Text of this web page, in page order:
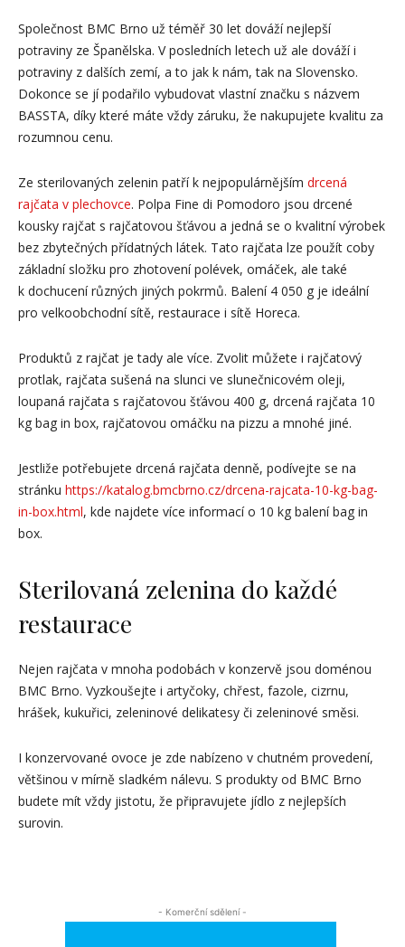
Společnost BMC Brno už téměř 30 let dováží nejlepší
potraviny ze Španělska. V posledních letech už ale dováží i
potraviny z dalších zemí, a to jak k nám, tak na Slovensko.
Dokonce se jí podařilo vybudovat vlastní značku s názvem
BASSTA, díky které máte vždy záruku, že nakupujete kvalitu za
rozumnou cenu.
Ze sterilovaných zelenin patří k nejpopulárnějším drcená
rajčata v plechovce. Polpa Fine di Pomodoro jsou drcené
kousky rajčat s rajčatovou šťávou a jedná se o kvalitní výrobek
bez zbytečných přídatných látek. Tato rajčata lze použít coby
základní složku pro zhotovení polévek, omáček, ale také
k dochucení různých jiných pokrmů. Balení 4 050 g je ideální
pro velkoobchodní sítě, restaurace i sítě Horeca.
Produktů z rajčat je tady ale více. Zvolit můžete i rajčatový
protlak, rajčata sušená na slunci ve slunečnicovém oleji,
loupaná rajčata s rajčatovou šťávou 400 g, drcená rajčata 10
kg bag in box, rajčatovou omáčku na pizzu a mnohé jiné.
Jestliže potřebujete drcená rajčata denně, podívejte se na
stránku https://katalog.bmcbrno.cz/drcena-rajcata-10-kg-bag-
in-box.html, kde najdete více informací o 10 kg balení bag in
box.
Sterilovaná zelenina do každé
restaurace
Nejen rajčata v mnoha podobách v konzervě jsou doménou
BMC Brno. Vyzkoušejte i artyčoky, chřest, fazole, cizrnu,
hrášek, kukuřici, zeleninové delikatesy či zeleninové směsi.
I konzervované ovoce je zde nabízeno v chutném provedení,
většinou v mírně sladkém nálevu. S produkty od BMC Brno
budete mít vždy jistotu, že připravujete jídlo z nejlepších
surovin.
- Komerční sdělení -